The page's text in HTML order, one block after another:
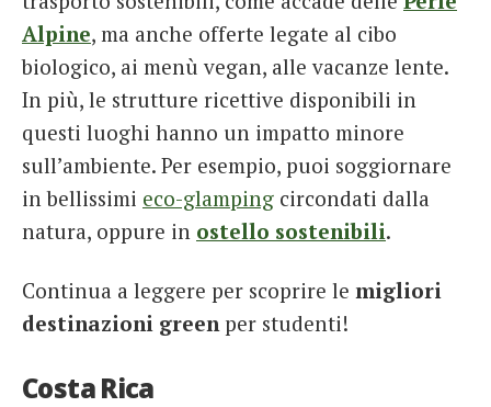
Alpine, ma anche offerte legate al cibo
biologico, ai menù vegan, alle vacanze lente.
In più, le strutture ricettive disponibili in
questi luoghi hanno un impatto minore
sull’ambiente. Per esempio, puoi soggiornare
in bellissimi eco-glamping circondati dalla
natura, oppure in ostello sostenibili.
Continua a leggere per scoprire le migliori
destinazioni green per studenti!
Costa Rica